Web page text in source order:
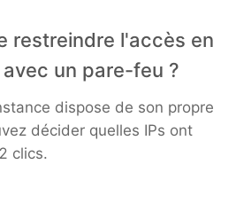
restreindre l'accès en
un pare-feu ?
dispose de son propre
décider quelles IPs ont
clics.